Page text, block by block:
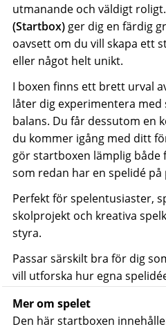
utmanande och väldigt roligt.
(Startbox) ger dig en färdig
oavsett om du vill skapa ett
eller något helt unikt.
I boxen finns ett brett urval
låter dig experimentera med
balans. Du får dessutom
du kommer igång med ditt
gör startboxen lämplig
som redan har en spelidé på
Perfekt för spelentusiaster,
skolprojekt och kreativa
styra.
Passar särskilt bra för dig
vill utforska hur egna
Mer om spelet
Den här startboxen